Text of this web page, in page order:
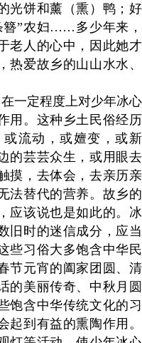
光饼和薰（熏）鸭；好
簪”农妇……多少年来，
老人的心中，因此她才
热爱故乡的山山水水、
一定程度上对少年冰心
用。这种乡土民俗经历
流动，或嬗变，或新
的芸芸众生，或用眼去
摸，去体会，去亲历亲
法替代的营养。故乡的
应该说也是如此的。冰
旧时的迷信成分，应当
些习俗大多饱含中华民
节元宵的阖家团圆、清
的美丽传奇、中秋月圆
饱含中华传统文化的习
起到有益的熏陶作用。